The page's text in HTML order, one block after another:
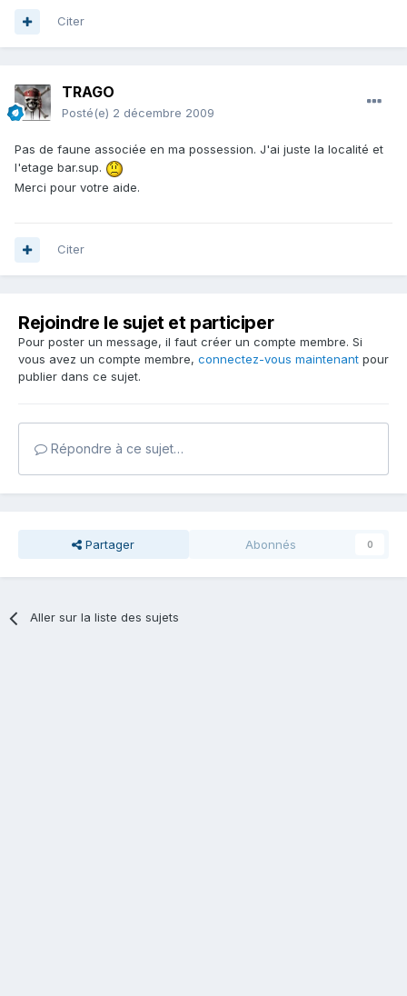
Citer
TRAGO
Posté(e) 2 décembre 2009
Pas de faune associée en ma possession. J'ai juste la localité et
l'etage bar.sup.
Merci pour votre aide.
Citer
Rejoindre le sujet et participer
Pour poster un message, il faut créer un compte membre. Si
vous avez un compte membre, connectez-vous maintenant pour
publier dans ce sujet.
Répondre à ce sujet…
Partager Abonnés 0
Aller sur la liste des sujets